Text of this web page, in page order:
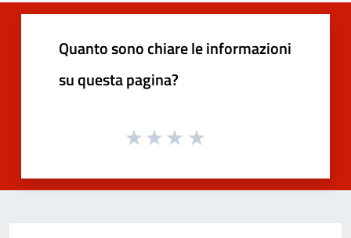
Quanto sono chiare le informazioni
su questa pagina?